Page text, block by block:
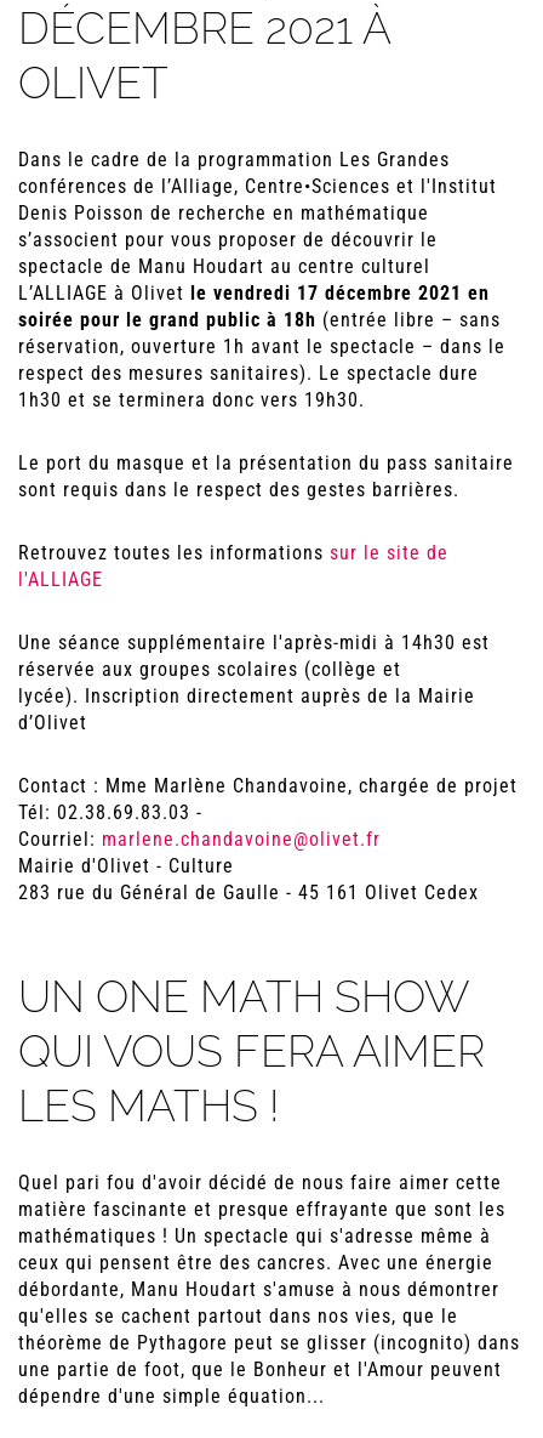
DÉCEMBRE 2021 À
OLIVET
Dans le cadre de la programmation Les Grandes
conférences de l’Alliage, Centre•Sciences et l'Institut
Denis Poisson de recherche en mathématique
s’associent pour vous proposer de découvrir le
spectacle de Manu Houdart au centre culturel
L’ALLIAGE à Olivet le vendredi 17 décembre 2021 en
soirée pour le grand public à 18h (entrée libre – sans
réservation, ouverture 1h avant le spectacle – dans le
respect des mesures sanitaires). Le spectacle dure
1h30 et se terminera donc vers 19h30.
Le port du masque et la présentation du pass sanitaire
sont requis dans le respect des gestes barrières.
Retrouvez toutes les informations sur le site de
l'ALLIAGE
Une séance supplémentaire l'après-midi à 14h30 est
réservée aux groupes scolaires (collège et
lycée). Inscription directement auprès de la Mairie
d’Olivet
Contact : Mme Marlène Chandavoine, chargée de projet
Tél: 02.38.69.83.03 -
Courriel: marlene.chandavoine@olivet.fr
Mairie d'Olivet - Culture
283 rue du Général de Gaulle - 45 161 Olivet Cedex
UN ONE MATH SHOW
QUI VOUS FERA AIMER
LES MATHS !
Quel pari fou d'avoir décidé de nous faire aimer cette
matière fascinante et presque effrayante que sont les
mathématiques ! Un spectacle qui s'adresse même à
ceux qui pensent être des cancres. Avec une énergie
débordante, Manu Houdart s'amuse à nous démontrer
qu'elles se cachent partout dans nos vies, que le
théorème de Pythagore peut se glisser (incognito) dans
une partie de foot, que le Bonheur et l'Amour peuvent
dépendre d'une simple équation...